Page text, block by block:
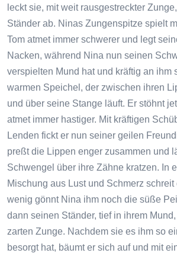
leckt sie, mit weit rausgestreckter
Ständer ab. Ninas Zungenspitze spielt
Tom atmet immer schwerer und legt
Nacken, während Nina nun seinen
verspielten Mund hat und kräftig an ihm
warmen Speichel, der zwischen ihren
und über seine Stange läuft. Er stöhnt
atmet immer hastiger. Mit kräftigen
Lenden fickt er nun seiner geilen
preßt die Lippen enger zusammen und
Schwengel über ihre Zähne kratzen. In
Mischung aus Lust und Schmerz schreit
wenig gönnt Nina ihm noch die süße
dann seinen Ständer, tief in ihrem
zarten Zunge. Nachdem sie es ihm so
besorgt hat, bäumt er sich auf und mit